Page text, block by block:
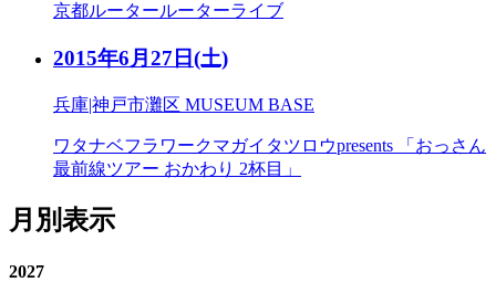
京都ルータールーターライブ
2015年6月27日(土)
兵庫|神戸市灘区 MUSEUM BASE
ワタナベフラワークマガイタツロウpresents 「おっさん
最前線ツアー おかわり 2杯目」
月別表示
2027